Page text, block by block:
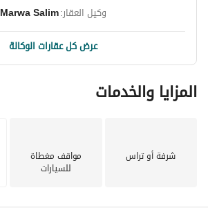
وكيل العقار:Marwa Salim
عرض كل عقارات الوكالة
المزايا والخدمات
شرفة أو تراس مواقف مغطاة
للسيارات